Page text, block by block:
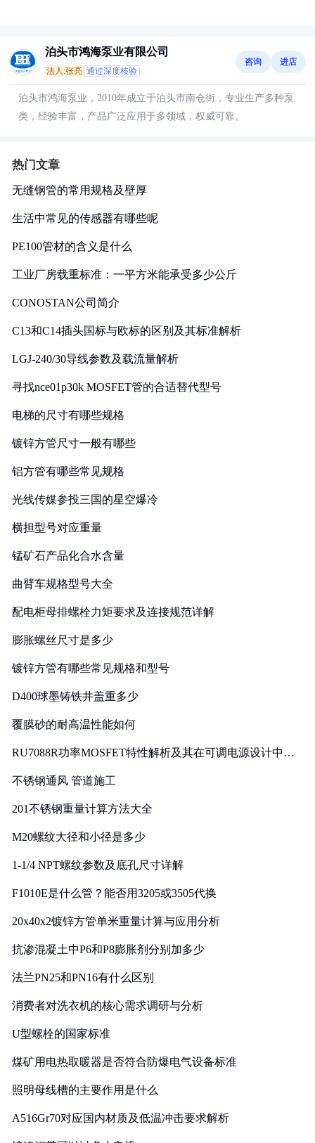
泊头市鸿海泵业有限公司
法人:张亮 通过深度核验
咨询 进店
泊头市鸿海泵业，2010年成立于泊头市南仓街，专业生产多种泵
类，经验丰富，产品广泛应用于多领域，权威可靠。
热门文章
无缝钢管的常用规格及壁厚
生活中常见的传感器有哪些呢
PE100管材的含义是什么
工业厂房载重标准：一平方米能承受多少公斤
CONOSTAN公司简介
C13和C14插头国标与欧标的区别及其标准解析
LGJ-240/30导线参数及载流量解析
寻找nce01p30k MOSFET管的合适替代型号
电梯的尺寸有哪些规格
镀锌方管尺寸一般有哪些
铝方管有哪些常见规格
光线传媒参投三国的星空爆冷
横担型号对应重量
锰矿石产品化合水含量
曲臂车规格型号大全
配电柜母排螺栓力矩要求及连接规范详解
膨胀螺丝尺寸是多少
镀锌方管有哪些常见规格和型号
D400球墨铸铁井盖重多少
覆膜砂的耐高温性能如何
RU7088R功率MOSFET特性解析及其在可调电源设计中的
不锈钢通风 管道施工
201不锈钢重量计算方法大全
M20螺纹大径和小径是多少
1-1/4 NPT螺纹参数及底孔尺寸详解
F1010E是什么管？能否用3205或3505代换
20x40x2镀锌方管单米重量计算与应用分析
抗渗混凝土中P6和P8膨胀剂分别加多少
法兰PN25和PN16有什么区别
消费者对洗衣机的核心需求调研与分析
U型螺栓的国家标准
煤矿用电热取暖器是否符合防爆电气设备标准
照明母线槽的主要作用是什么
A516Gr70对应国内材质及低温冲击要求解析